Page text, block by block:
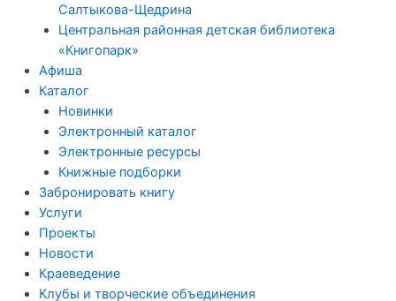
Салтыкова-Щедрина
Центральная районная детская библиотека
«Книгопарк»
Афиша
Каталог
Новинки
Электронный каталог
Электронные ресурсы
Книжные подборки
Забронировать книгу
Услуги
Проекты
Новости
Краеведение
Клубы и творческие объединения